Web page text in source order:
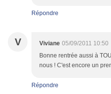
Répondre
V Viviane 05/09/2011 10:50
Bonne rentrée aussi à
nous ! C'est encore un
Répondre